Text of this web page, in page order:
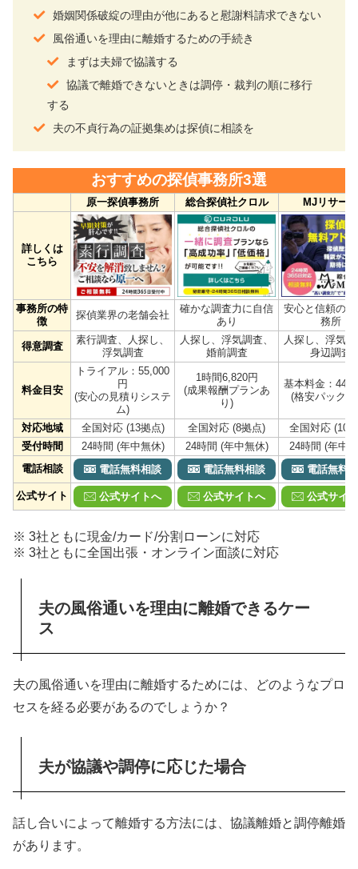
婚姻関係破綻の理由が他にあると慰謝料請求できない
風俗通いを理由に離婚するための手続き
まずは夫婦で協議する
協議で離婚できないときは調停・裁判の順に移行
する
夫の不貞行為の証拠集めは探偵に相談を
おすすめの探偵事務所3選
原一探偵事務所 総合探偵社クロル MJリサーチ
詳しくは
こちら
事務所の特
徴
探偵業界の老舗会社
確かな調査力に自信
あり
安心と信頼の
務所
得意調査
素行調査、人探し、
浮気調査
人探し、浮気調査、
婚前調査
人探し、浮気
身辺調査
料金目安
トライアル：55,000
円
(安心の見積りシステ
ム)
1時間6,820円
(成果報酬プランあ
り)
基本料金：
(格安パック
対応地域 全国対応 (13拠点) 全国対応 (8拠点)
全国対応 (10
受付時間
24時間 (年中無休) 24時間 (年中無休)
24時間 (年中
電話相談
電話無料相談 電話無料相談 電話無料
公式サイト 公式サイトへ 公式サイトへ 公式サイ
※ 3社ともに現金/カード/分割ローンに対応
※ 3社ともに全国出張・オンライン面談に対応
夫の風俗通いを理由に離婚できるケー
ス
夫の風俗通いを理由に離婚するためには、どのようなプロ
セスを経る必要があるのでしょうか？
夫が協議や調停に応じた場合
話し合いによって離婚する方法には、協議離婚と調停離婚
があります。